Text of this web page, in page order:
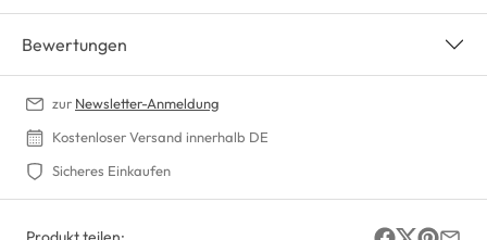
Bewertungen
zur Newsletter-Anmeldung
Kostenloser Versand innerhalb DE
Sicheres Einkaufen